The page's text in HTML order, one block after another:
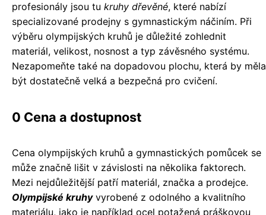
profesionály jsou tu kruhy dřevěné, které nabízí
specializované prodejny s gymnastickým náčiním. Při
výběru olympijských kruhů je důležité zohlednit
materiál, velikost, nosnost a typ závěsného systému.
Nezapomeňte také na dopadovou plochu, která by měla
být dostatečně velká a bezpečná pro cvičení.
0 Cena a dostupnost
Cena olympijských kruhů a gymnastických pomůcek se
může značně lišit v závislosti na několika faktorech.
Mezi nejdůležitější patří materiál, značka a prodejce.
Olympijské kruhyvyrobené z odolného a kvalitního
materiálu, jako je například ocel potažená práškovou